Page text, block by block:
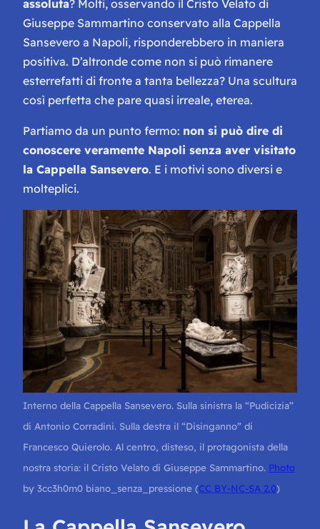
assoluta? Molti, osservando il Cristo Velato di
Giuseppe Sammartino conservato alla Cappella
Sansevero a Napoli, risponderebbero in maniera
positiva. D’altronde come non si può rimanere
esterrefatti di fronte a tanta bellezza? Una scultura
così perfetta che pare quasi irreale, eterea.
Partiamo da un punto fermo: non si può dire di
conoscere veramente Napoli senza aver visitato
la Cappella Sansevero. E i motivi sono diversi e
molteplici.
Interno della Cappella Sansevero. Sulla sinistra la “Pudicizia”
di Antonio Corradini. Sulla destra il “Disinganno” di
Francesco Quierolo. Al centro, disteso, il protagonista della
nostra storia: il Cristo Velato di Giuseppe Sammartino. Photo
by 3cc3h0m0 biano_senza_pressione (CC BY-NC-SA 2.0)